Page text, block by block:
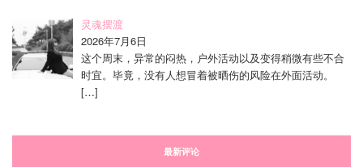
灵魂摆渡
2026年7月6日
这个周末，异常的闷热，户外活动以及变得稍微有些不合
时宜。毕竟，没有人想冒着被晒伤的风险在外面活动。
[…]
最新评论